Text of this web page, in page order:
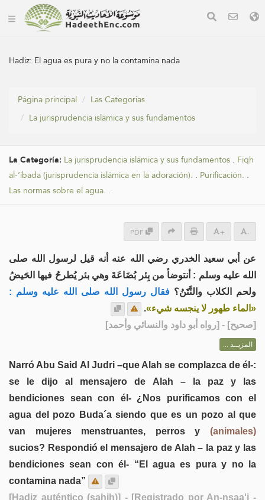
Hadiz: El agua es pura y no la contamina nada
Página principal
Las Categorías
La jurisprudencia islámica y sus fundamentos
La Categoría: La jurisprudencia islámica y sus fundamentos . Fiqh
al-‘ibada (jurisprudencia islámica en la adoración). . Purificación. .
Las normas sobre el agua. .
PDF + -
عن أبي سعيد الخدري رضي الله عنه أنه قيل لرسول الله صلى
الله عليه وسلم : أنتوضأ من بِئر بُضَاعَةَ وهي بئر يُطرحُ فيها الحَيضُ
ولحم الكلاب والنَّتَنُ؟ فقال رسول الله صلى الله عليه وسلم :
«الماء طهور لا ينجسه شيء».
[صحيح] - [رواه أبو داود والنسائي وأحمد]
المزيــد ...
Narró Abu Said Al Judri –que Alah se complazca de él-:
se le dijo al mensajero de Alah – la paz y las
bendiciones sean con él- ¿Nos purificamos con el
agua del pozo Buda´a siendo que es un pozo al que
van mujeres menstruantes, perros y (animales)
sucios? Respondió el mensajero de Alah – la paz y las
bendiciones sean con él- “El agua es pura y no la
contamina nada”
[Hadiz auténtico (sahih)] - [Registrado por An-nsaa'i -